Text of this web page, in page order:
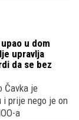
u dom
upravlja
da se bez
Čavka je
i prije nego je on
a